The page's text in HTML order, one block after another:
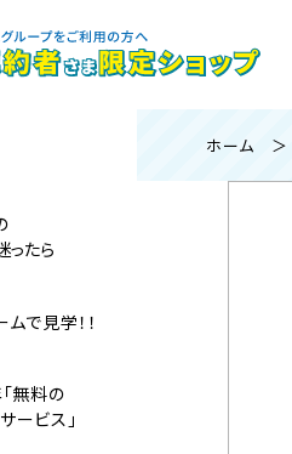
お問い合わせ
ったら
で見学！！
無料の
ービス」
ホーム ＞